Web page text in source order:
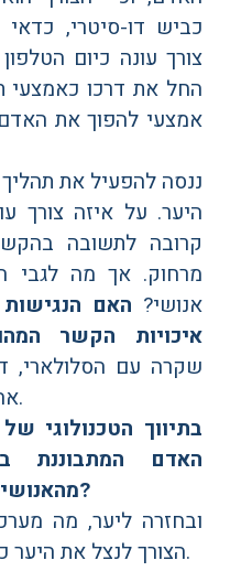
כביש דו-סיטרי,
צורך עונה כיום
החל את דרכו כאמצעי
אמצעי להפוך את
ננסה להפעיל את
היער. על איזה צורך
קרובה לתשובה
מרחוק. אך מה לגבי
אנושי? האם
איכויות הקשר
שקרה עם הסלולארי,
אחד כבר לא מדבר בטלפון).
בתיווך הטכנולוגי
האדם המתבוננת
מהאנושיות שורד את הטכנולוגיה?
ובחזרה ליער, מה
הצורך לנצל את היער כמשאב? נראה שלא הרבה.